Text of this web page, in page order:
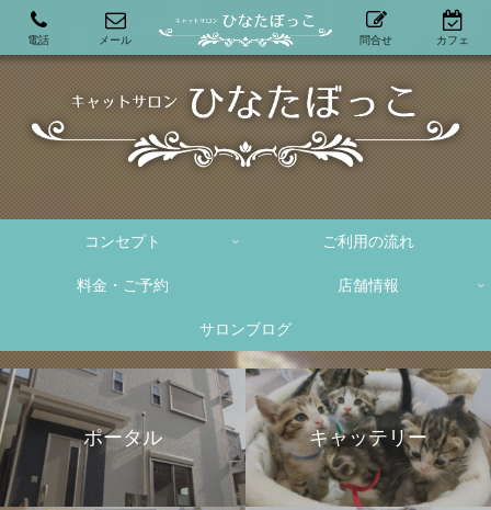
コンセプト ご利用の流れ
料金・ご予約 店舗情報
サロンブログ
ポータル キャッテリー
電話 メール 問合せ カフェ